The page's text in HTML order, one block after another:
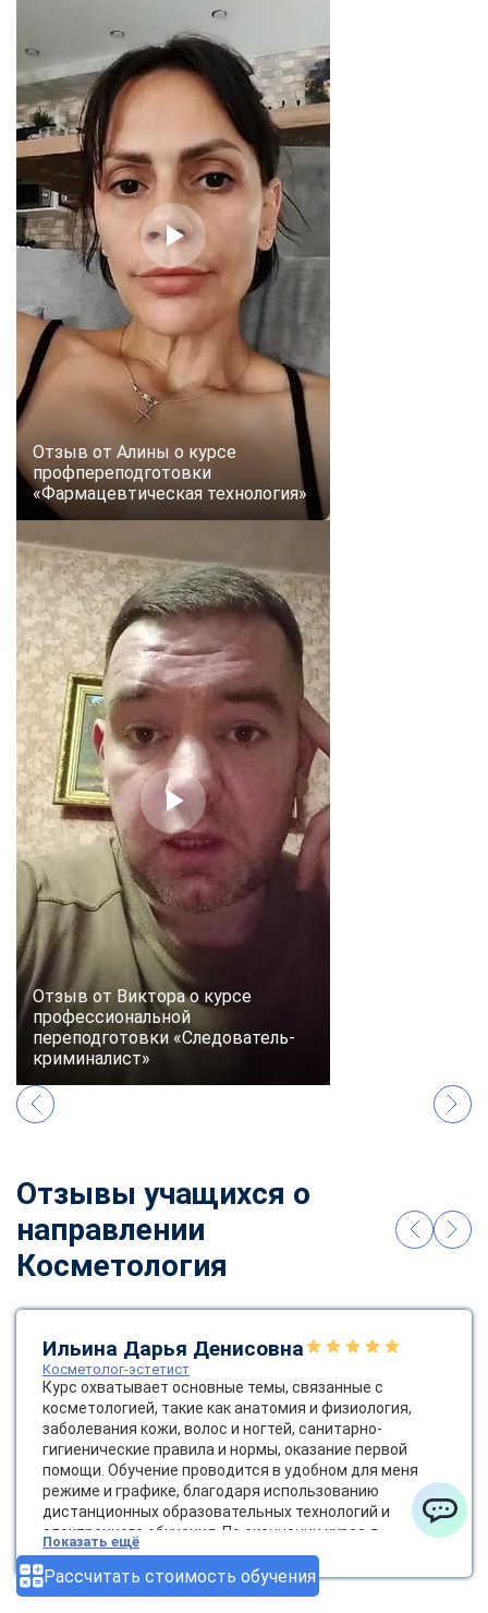
Рассчитать стоимость обучения
Отзыв от Алины о курсе
профпереподготовки
«Фармацевтическая технология»
Отзыв от Виктора о курсе
профессиональной
переподготовки «Следователь-
криминалист»
Отзывы учащихся о
направлении
Косметология
Ильина Дарья Денисовна
Косметолог-эстетист
Курс охватывает основные темы, связанные с
косметологией, такие как анатомия и физиология,
заболевания кожи, волос и ногтей, санитарно-
гигиенические правила и нормы, оказание первой
помощи. Обучение проводится в удобном для меня
режиме и графике, благодаря использованию
дистанционных образовательных технологий и
электронного обучения. По окончании курса я
получила диплом государственного образца, который
позволяет мне работать косметологом-эстетистом.
Это открывает новые возможности для карьерного
Показать ещё
ChatApp
online
Мессенджеры
Свяжитесь с нами через любой удобный мессенджер!
Telegram WhatsApp
Vkontakte EMail
Max